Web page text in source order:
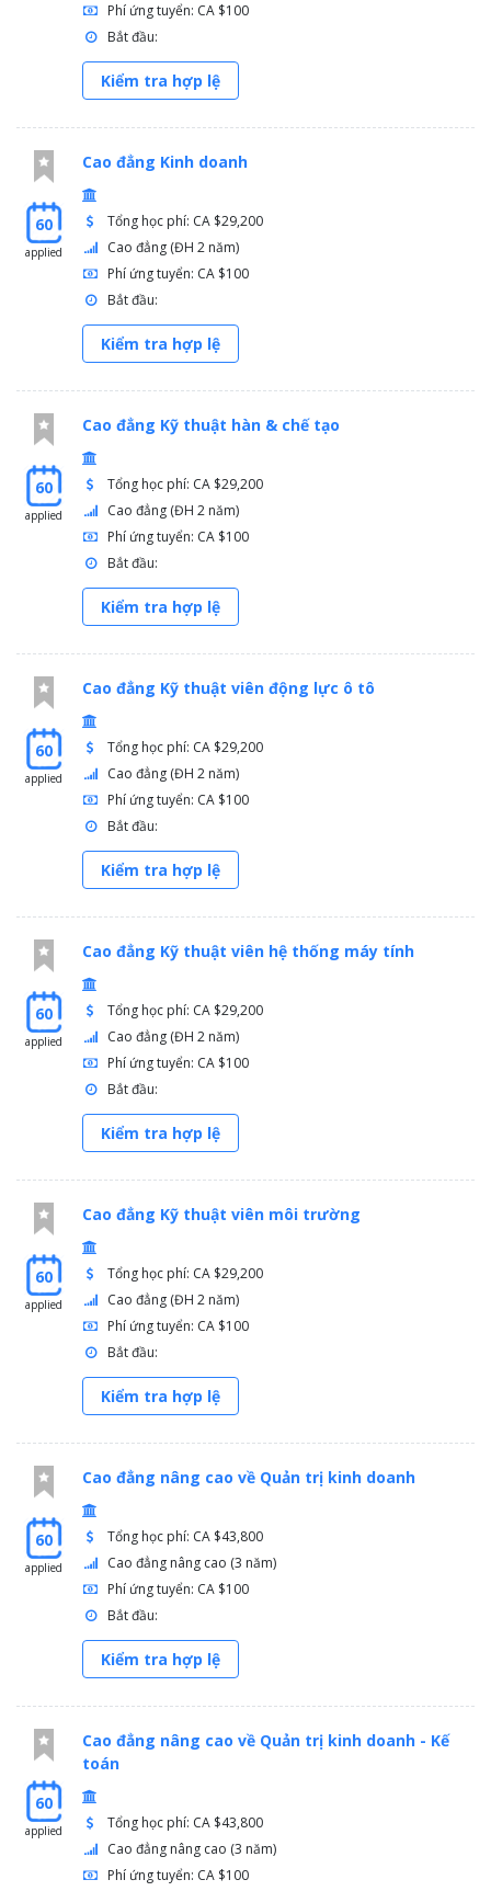
Phí ứng tuyển: CA $100
Bắt đầu:
Kiểm tra hợp lệ
60
applied
Cao đẳng Kinh doanh
Tổng học phí: CA $29,200
Cao đẳng (ĐH 2 năm)
Phí ứng tuyển: CA $100
Bắt đầu:
Kiểm tra hợp lệ
60
applied
Cao đẳng Kỹ thuật hàn & chế tạo
Tổng học phí: CA $29,200
Cao đẳng (ĐH 2 năm)
Phí ứng tuyển: CA $100
Bắt đầu:
Kiểm tra hợp lệ
60
applied
Cao đẳng Kỹ thuật viên động lực ô tô
Tổng học phí: CA $29,200
Cao đẳng (ĐH 2 năm)
Phí ứng tuyển: CA $100
Bắt đầu:
Kiểm tra hợp lệ
60
applied
Cao đẳng Kỹ thuật viên hệ thống máy tính
Tổng học phí: CA $29,200
Cao đẳng (ĐH 2 năm)
Phí ứng tuyển: CA $100
Bắt đầu:
Kiểm tra hợp lệ
60
applied
Cao đẳng Kỹ thuật viên môi trường
Tổng học phí: CA $29,200
Cao đẳng (ĐH 2 năm)
Phí ứng tuyển: CA $100
Bắt đầu:
Kiểm tra hợp lệ
60
applied
Cao đẳng nâng cao về Quản trị kinh doanh
Tổng học phí: CA $43,800
Cao đẳng nâng cao (3 năm)
Phí ứng tuyển: CA $100
Bắt đầu:
Kiểm tra hợp lệ
60
applied
Cao đẳng nâng cao về Quản trị kinh doanh - Kế
toán
Tổng học phí: CA $43,800
Cao đẳng nâng cao (3 năm)
Phí ứng tuyển: CA $100